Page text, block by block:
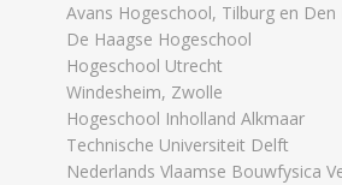
Avans Hogeschool, Tilburg en Den
De Haagse Hogeschool
Hogeschool Utrecht
Windesheim, Zwolle
Hogeschool Inholland Alkmaar
Technische Universiteit Delft
Nederlands Vlaamse Bouwfysica